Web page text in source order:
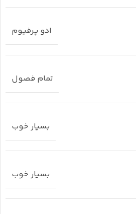
ادو پرفیوم
تمام فصول
بسیار خوب
بسیار خوب